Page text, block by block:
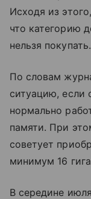
Исходя из
что категорию
нельзя покупать.
По словам
ситуацию, если
нормально
памяти. При
советует
минимум 16
В середине